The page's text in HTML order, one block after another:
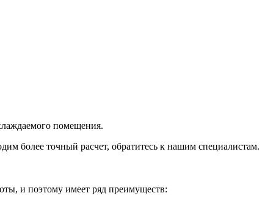
помещения.
более точный расчет, обратитесь к нашим специалистам.
и поэтому имеет ряд преимуществ: